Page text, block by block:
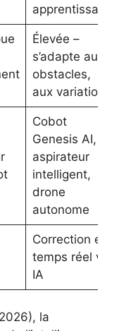
apprentissage
Élevée –
s’adapte aux
obstacles,
aux variations
Cobot
Genesis AI,
aspirateur
intelligent,
drone
autonome
Correction en
temps réel via
IA
la